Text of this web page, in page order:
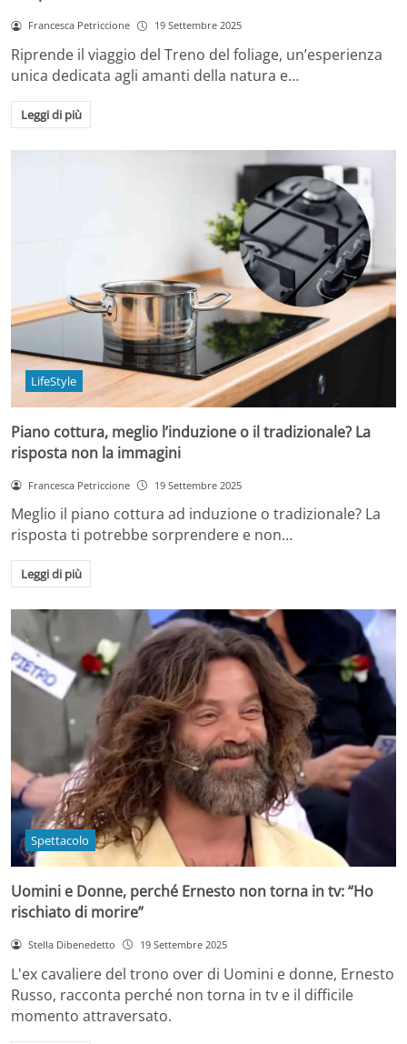
Francesca Petriccione 19 Settembre 2025
Riprende il viaggio del Treno del foliage, un’esperienza
unica dedicata agli amanti della natura e…
Leggi di più
LifeStyle
Piano cottura, meglio l’induzione o il tradizionale? La
risposta non la immagini
Francesca Petriccione 19 Settembre 2025
Meglio il piano cottura ad induzione o tradizionale? La
risposta ti potrebbe sorprendere e non…
Leggi di più
Spettacolo
Uomini e Donne, perché Ernesto non torna in tv: “Ho
rischiato di morire”
Stella Dibenedetto 19 Settembre 2025
L'ex cavaliere del trono over di Uomini e donne, Ernesto
Russo, racconta perché non torna in tv e il difficile
momento attraversato.